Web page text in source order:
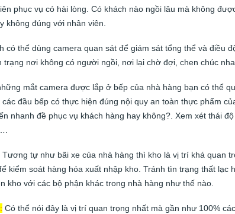
phục vụ có hài lòng. Có khách nào ngồi lâu mà không
không đúng với nhân viên.
có thể dùng camera quan sát để giám sát tổng thể và điều
trạng nơi không có người ngồi, nơi lại chờ đợi, chen chúc
mắt camera được lắp ở bếp của nhà hàng bạn có thể
đầu bếp có thực hiện đúng nội quy an toàn thực phẩm
nhanh đề phục vụ khách hàng hay không?. Xem xét thái
Tương tự như bãi xe của nhà hàng thì kho là vị trí khá quan
kiểm soát hàng hóa xuất nhập kho. Tránh tìn trạng thất
kho với các bộ phận khác trong nhà hàng như thế nào.
Có thể nói đây là vị trí quan trọng nhất mà gần như 100%